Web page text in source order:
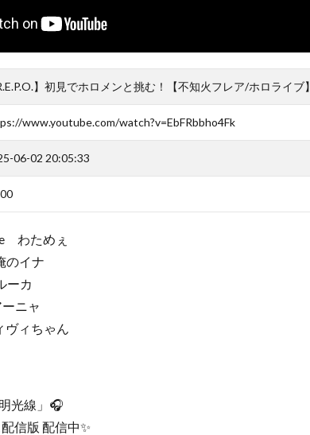
】初見でホロメンと挑む！【不知火フレア/ホロライブ】
www.youtube.com/watch?v=EbFRbbho4Fk
06-02 20:05:33
わためぇ
のイナ
ーカ
ニャ
ィちゃん
光線」🎧
信版 配信中✨